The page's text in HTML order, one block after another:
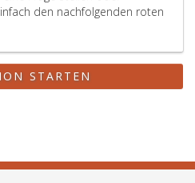
den nachfolgenden roten
STARTEN